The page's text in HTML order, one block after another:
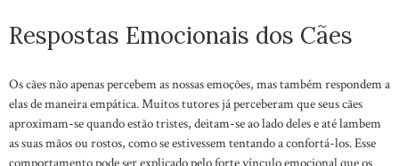
Respostas Emocionais dos Cães
Os cães não apenas percebem as nossas emoções, mas também respondem a
elas de maneira empática. Muitos tutores já perceberam que seus cães
aproximam-se quando estão tristes, deitam-se ao lado deles e até lambem
as suas mãos ou rostos, como se estivessem tentando a confortá-los. Esse